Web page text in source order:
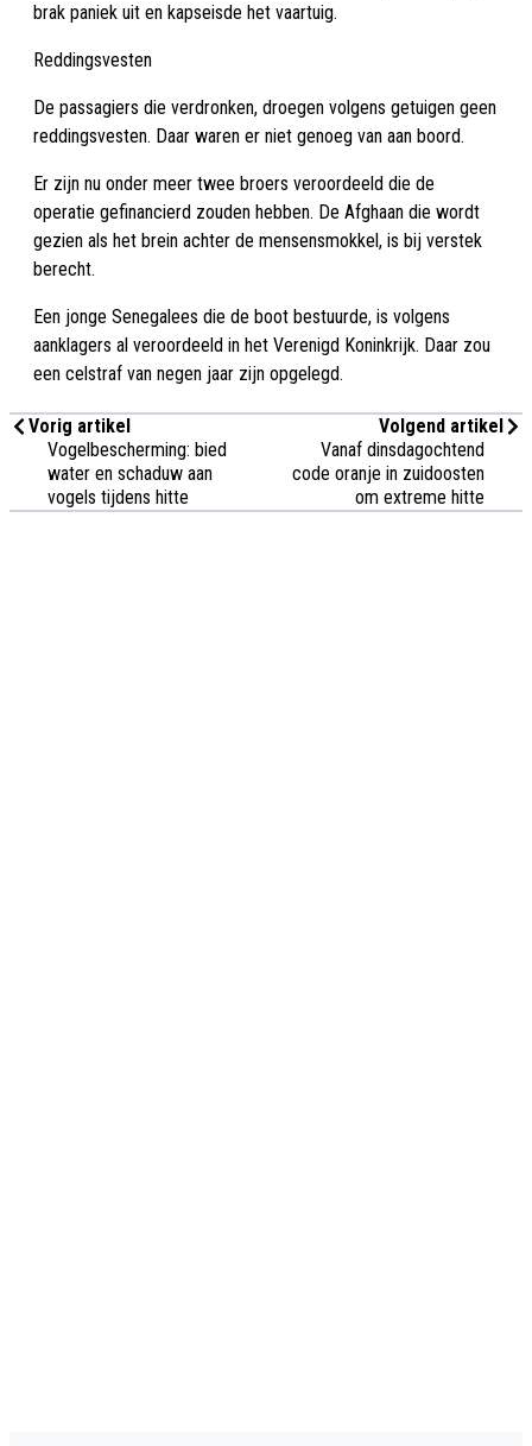
brak paniek uit en kapseisde het vaartuig.
Reddingsvesten
De passagiers die verdronken, droegen volgens getuigen geen
reddingsvesten. Daar waren er niet genoeg van aan boord.
Er zijn nu onder meer twee broers veroordeeld die de
operatie gefinancierd zouden hebben. De Afghaan die wordt
gezien als het brein achter de mensensmokkel, is bij verstek
berecht.
Een jonge Senegalees die de boot bestuurde, is volgens
aanklagers al veroordeeld in het Verenigd Koninkrijk. Daar zou
een celstraf van negen jaar zijn opgelegd.
Vorig artikel
Vogelbescherming: bied
water en schaduw aan
vogels tijdens hitte
Volgend artikel
Vanaf dinsdagochtend
code oranje in zuidoosten
om extreme hitte